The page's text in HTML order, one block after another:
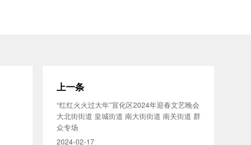
上一条
“红红火火过大年”宣化区2024年迎春文艺晚会
大北街街道 皇城街道 南大街街道 南关街道 群
众专场
2024-02-17